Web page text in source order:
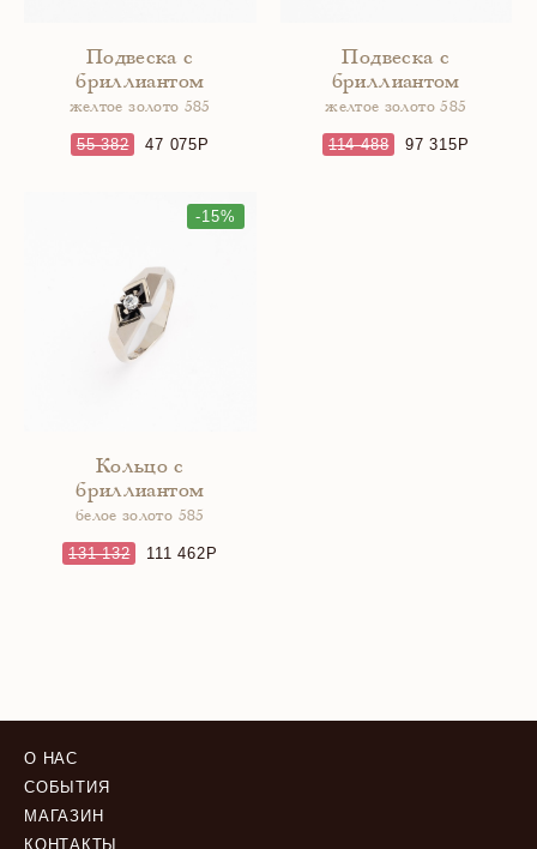
Подвеска с
бриллиантом
желтое золото 585
55 382 47 075
Подвеска с
бриллиантом
желтое золото 585
114 488 97 315
-15%
Кольцо с
бриллиантом
белое золото 585
131 132 111 462
О НАС
СОБЫТИЯ
МАГАЗИН
КОНТАКТЫ